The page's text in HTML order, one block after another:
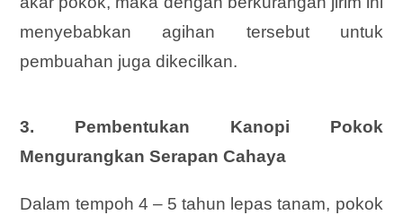
menyebabkan agihan tersebut untuk
pembuahan juga dikecilkan.
3. Pembentukan Kanopi Pokok
Mengurangkan Serapan Cahaya
Dalam tempoh 4 – 5 tahun lepas tanam, pokok